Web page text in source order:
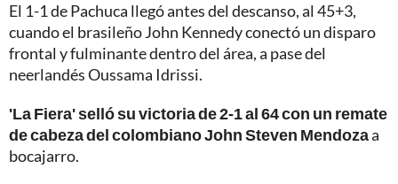
El 1-1 de Pachuca llegó antes del descanso, al 45+3,
cuando el brasileño John Kennedy conectó un disparo
frontal y fulminante dentro del área, a pase del
neerlandés Oussama Idrissi.
'La Fiera' selló su victoria de 2-1 al 64 con un remate
de cabeza del colombiano John Steven Mendozaa
bocajarro.